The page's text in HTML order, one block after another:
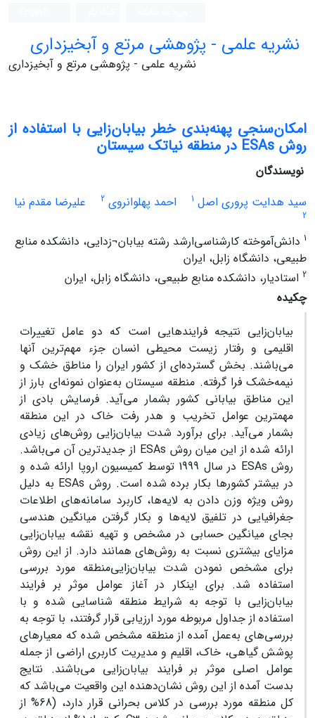
نشریه علمی - پژوهشی مرتع و آبخیزداری
نشریه علمی - پژوهشی مرتع و آبخیزداری
امکان‌سنجی پهنه‌بندی خطر بیابان‌زایی با استفاده از
روش ESAs در منطقه نیاتک سیستان
نویسندگان
سید هدایت پروری اصل 1 احمد پهلوانروی 2 علیرضا مقدم نیا
2
1 دانش‌آموخته کارشناسی‌ارشد رشته بیابان¬زدایی، دانشکده منابع
طبیعی، دانشگاه زابل، ایران
2 استادیار، دانشکده منابع طبیعی، دانشگاه زابل، ایران
چکیده
بیابان‌زایی نتیجه فرایندهایی است که دو عامل تغییرات
اقلیمی و رفتار زیست محیطی انسان جزء مهم‌ترین آنها
می‌باشند. بخش گسترده‌ای از کشور ایران را مناطق خشک و
نیمه‌خشک فرا گرفته. منطقه سیستان به‌عنوان نمونه‌ای بارز از
این مناطق بیابانی کشور بشمار می‌آید. فرسایش بادی از
مهمترین عوامل تخریب و هدر رفت خاک در این منطقه
بشمار می‌آید. برای برآورد شدت بیابان‌زایی روش‌های زیادی
ارائه شده از این میان روش‌ ESAs از جدیدترین آن می‌باشد.
روش ESAs در سال 1999 توسط کمیسیون اروپا ارائه شده و
در بیشتر کشورها بکار برده شده است. روش ESAs به دلیل
روش ویژه وزن دادن به لایه‌ها، کاربرد سامانه‌های اطلاعات
جغرافیایی در تلفیق لایه‌ها و بکار گرفتن میانگین هندسی
بجای میانگین حسابی در مشخص و تهیه نقشه بیابان‌زایی
مزایای بیشتری نسبت به روش‌های همانند دارد. از این روش‌
برای مشخص نمودن شدت بیابان‌زایی‌منطقه مورد بررسی
استفاده شد. برای اینکار در آغاز عوامل موثر بر فرایند
بیابان‌زایی با توجه به شرایط منطقه شناسایی شده و با
استفاده از جداول مربوطه مورد ارزیابی قرار گرفتند، با توجه به
بررسی‌های به‌عمل آمده از منطقه مشخص شده که معیارهای
پوشش گیاهی، خاک، اقلیم و مدیریت کاربری اراضی از جمله
عوامل اصلی موثر بر فرایند بیابان‌زایی می‌باشند. نتایج
بدست آمده از این روش نشان‌دهنده این واقعیت می‌باشد که
کل منطقه مورد بررسی در کلاس بحرانی قرار دارد، (68% از